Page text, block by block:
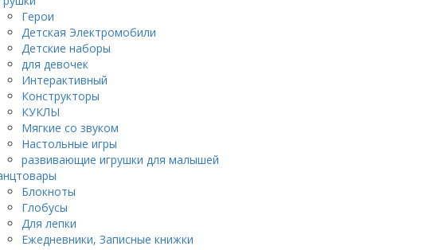
Герои
Детская Электромобили
Детские наборы
для девочек
Интерактивный
Конструкторы
КУКЛЫ
Мягкие со звуком
Настольные игры
развивающие игрушки для малышей
Блокноты
Глобусы
Для лепки
Ежедневники, Записные книжки